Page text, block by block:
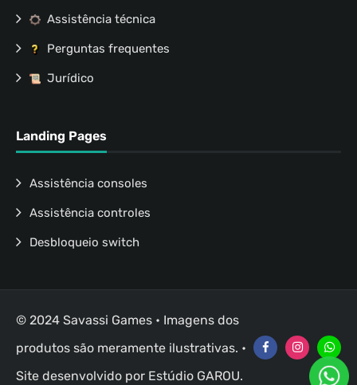
Assistência técnica
Perguntas frequentes
Jurídico
Landing Pages
Assistência consoles
Assistência controles
Desbloqueio switch
© 2024 Savassi Games • Imagens dos
produtos são meramente ilustrativas. •
Site desenvolvido por Estúdio GAROU.